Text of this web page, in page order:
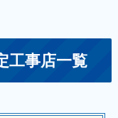
工事店一覧